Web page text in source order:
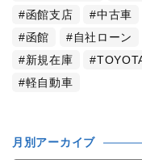
函館支店
中古車
函館
自社ローン
新規在庫
軽自動車
月別アーカイブ